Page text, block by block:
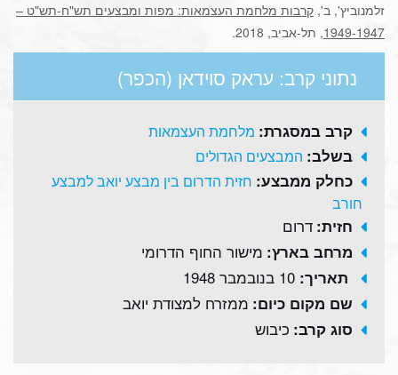
זלמנוביץ', ב', קרבות מלחמת העצמאות: מפות ומבצעים תש"ח-תש"ט –
1949-1947, תל-אביב, 2018.
נתוני קרב: עראק סוידאן (הכפר)
קרב במסגרת: מלחמת העצמאות
בשלב: המבצעים הגדולים
כחלק ממבצע: חזית הדרום בין מבצע יואב למבצע
חורב
חזית: דרום
מרחב בארץ: מישור החוף הדרומי
תאריך: 10 בנובמבר 1948
שם מקום כיום: ממזרח למצודת יואב
סוג קרב: כיבוש